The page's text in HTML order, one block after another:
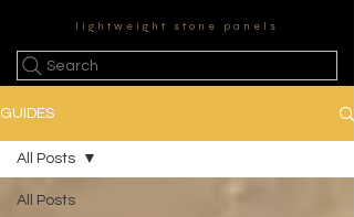
Search
lightweight stone panels
GUIDES
All Posts
All Posts